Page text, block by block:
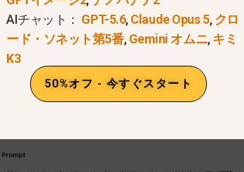
AIチャット： GPT-5.6,Claude Opus 5,クロ
ード・ソネット第5番,Gemini オムニ,キミ
K3
50%オフ - 今すぐスタート